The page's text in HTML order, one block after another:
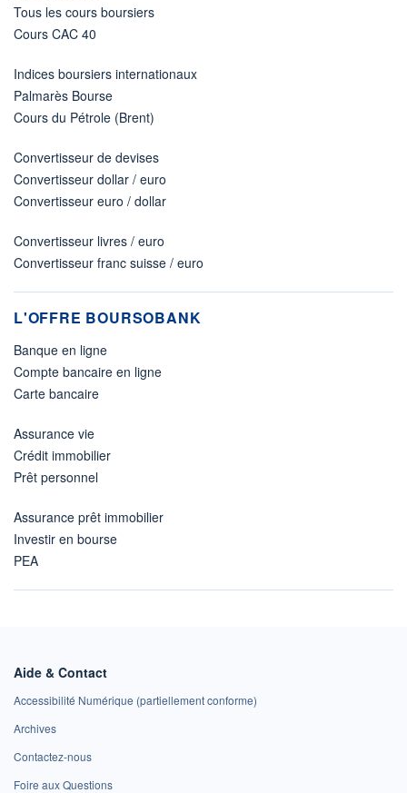
Tous les cours boursiers
Cours CAC 40
Indices boursiers internationaux
Palmarès Bourse
Cours du Pétrole (Brent)
Convertisseur de devises
Convertisseur dollar / euro
Convertisseur euro / dollar
Convertisseur livres / euro
Convertisseur franc suisse / euro
L'OFFRE BOURSOBANK
Banque en ligne
Compte bancaire en ligne
Carte bancaire
Assurance vie
Crédit immobilier
Prêt personnel
Assurance prêt immobilier
Investir en bourse
PEA
Aide & Contact
Accessibilité Numérique (partiellement conforme)
Archives
Contactez-nous
Foire aux Questions